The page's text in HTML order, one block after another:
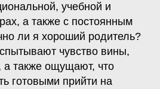
учебной и
а также с постоянным
ли я хороший родитель?
чувство вины,
а также ощущают, что
готовыми прийти на